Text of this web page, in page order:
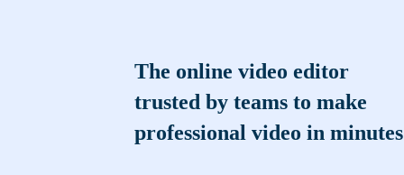
The online video editor
trusted by teams to make
professional video in minutes